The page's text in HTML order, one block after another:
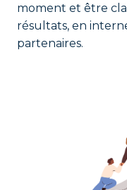
moment et être
résultats, en
partenaires.